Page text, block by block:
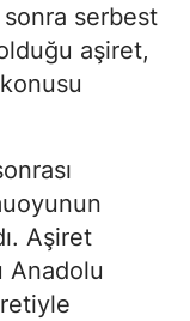
sonra serbest
aşiret,
Aşiret
Anadolu